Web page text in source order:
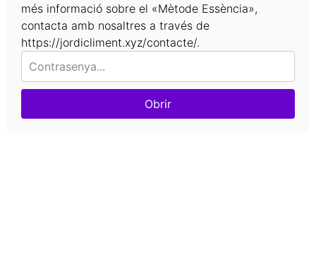
més informació sobre el «Mètode Essència»,
contacta amb nosaltres a través de
https://jordicliment.xyz/contacte/.
Obrir